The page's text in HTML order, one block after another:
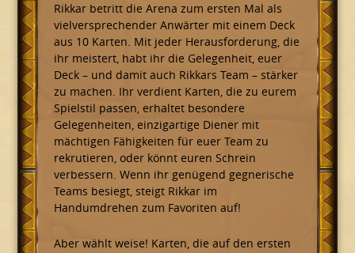
Rikkar betritt die Arena zum ersten Mal als
vielversprechender Anwärter mit einem Deck
aus 10 Karten. Mit jeder Herausforderung, die
ihr meistert, habt ihr die Gelegenheit, euer
Deck – und damit auch Rikkars Team – stärker
zu machen. Ihr verdient Karten, die zu eurem
Spielstil passen, erhaltet besondere
Gelegenheiten, einzigartige Diener mit
mächtigen Fähigkeiten für euer Team zu
rekrutieren, oder könnt euren Schrein
verbessern. Wenn ihr genügend gegnerische
Teams besiegt, steigt Rikkar im
Handumdrehen zum Favoriten auf!
Aber wählt weise! Karten, die auf den ersten